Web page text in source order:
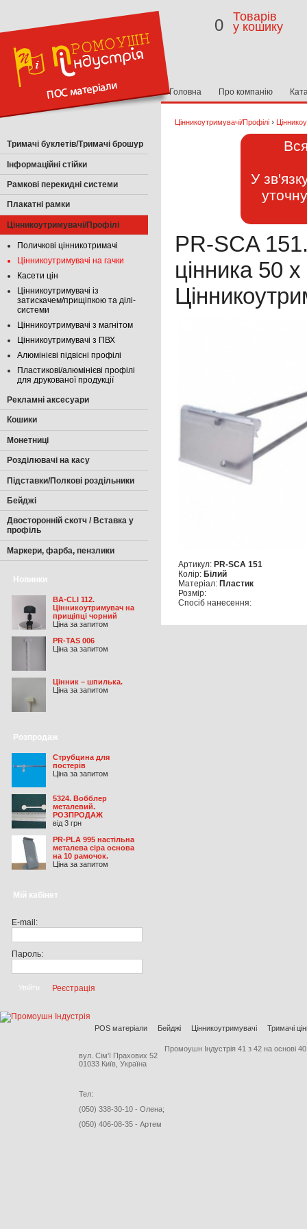
Тримачі буклетів/Тримачі брошур
Інформаційні стійки
Рамкові перекидні системи
Плакатні рамки
Цінникоутримувачі/Профілі
Поличкові цінникотримачі
Цінникоутримувачі на гачки
Касети цін
Цінникоутримувачі із
затискачем/прищіпкою та ділі-
системи
Цінникоутримувачі з магнітом
Цінникоутримувачі з ПВХ
Алюмінієві підвісні профілі
Пластикові/алюмінієві профілі
для друкованої продукції
Рекламні аксесуари
Кошики
Монетниці
Розділювачі на касу
Підставки/Полкові роздільники
Бейджі
Двосторонній скотч / Вставка у
профіль
Маркери, фарба, пензлики
Новинки
BA-CLI 112.
Цінникоутримувач на
прищіпці чорний
Ціна за запитом
PR-TAS 006
Ціна за запитом
Цінник – шпилька.
Ціна за запитом
Розпродаж
Струбцина для
постерів
Ціна за запитом
5324. Вобблер
металевий.
РОЗПРОДАЖ
від 3 грн
PR-PLA 995 настільна
металева сіра основа
на 10 рамочок.
Ціна за запитом
Мій кабінет
E-mail:
Пароль:
Реєстрація
0Товарів
у кошику
Головна Про компанію
Цінникоутримувачі/Профілі ›
У
PR-SCA
цінника 50
Артикул:PR-SCA 151
Колір:Білий
Матеріал:Пластик
Розмір:
Спосіб нанесення:
POS матеріали Бейджі Цінникоутримувачі Тримачі
вул. Сім'ї Прахових 52
01033 Київ, Україна
Тел:
(050) 338-30-10 - Олена;
(050) 406-08-35 - Артем
Промоушн Індустрія 41 з 42 на основі 40